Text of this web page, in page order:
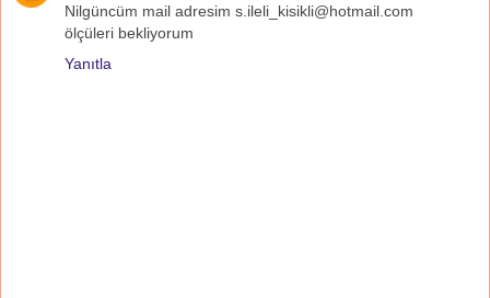
Nilgüncüm mail adresim s.ileli_kisikli@hotmail.com
ölçüleri bekliyorum
Yanıtla